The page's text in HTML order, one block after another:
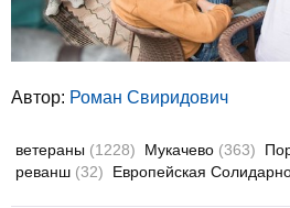
Автор: Роман Свиридович
ветераны (1228) Мукачево (363)
реванш (32) Европейская